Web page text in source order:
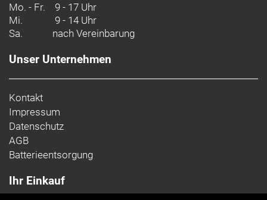
Mo. - Fr. 9 - 17 Uhr
Mi.
9 - 14 Uhr
Sa.
nach Vereinbarung
Unser Unternehmen
Kontakt
Impressum
Datenschutz
AGB
Batterieentsorgung
Ihr Einkauf